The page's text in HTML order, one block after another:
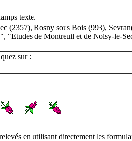
texte.
(2357), Rosny sous Bois (993),
"Etudes de Montreuil et de Noisy-le-
sur :
en utilisant directement les